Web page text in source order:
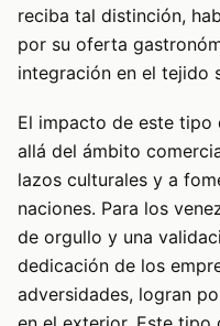
reciba tal distinción,
por su oferta
integración en el tejido
El impacto de este tipo
allá del ámbito
lazos culturales y a
naciones. Para los
de orgullo y una
dedicación de los
adversidades, logran